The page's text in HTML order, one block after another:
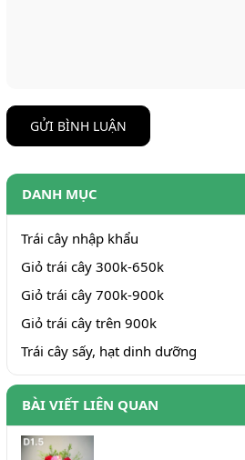
GỬI BÌNH LUẬN
DANH MỤC
Trái cây nhập khẩu
Giỏ trái cây 300k-650k
Giỏ trái cây 700k-900k
Giỏ trái cây trên 900k
Trái cây sấy, hạt dinh dưỡng
BÀI VIẾT LIÊN QUAN